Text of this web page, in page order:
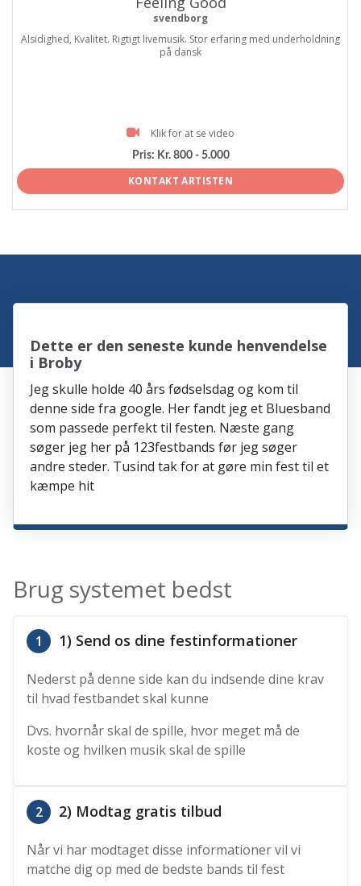
svendborg
Alsidighed, Kvalitet. Rigtigt livemusik. Stor erfaring med underholdning
på dansk
Klik for at se video
Pris: Kr. 800 - 5.000
KONTAKT ARTISTEN
Dette er den seneste kunde henvendelse
i Broby
Jeg skulle holde 40 års fødselsdag og kom til
denne side fra google. Her fandt jeg et Bluesband
som passede perfekt til festen. Næste gang
søger jeg her på 123festbands før jeg søger
andre steder. Tusind tak for at gøre min fest til et
kæmpe hit
Brug systemet bedst
1 1) Send os dine festinformationer
Nederst på denne side kan du indsende dine krav
til hvad festbandet skal kunne
Dvs. hvornår skal de spille, hvor meget må de
koste og hvilken musik skal de spille
2 2) Modtag gratis tilbud
Når vi har modtaget disse informationer vil vi
matche dig op med de bedste bands til fest